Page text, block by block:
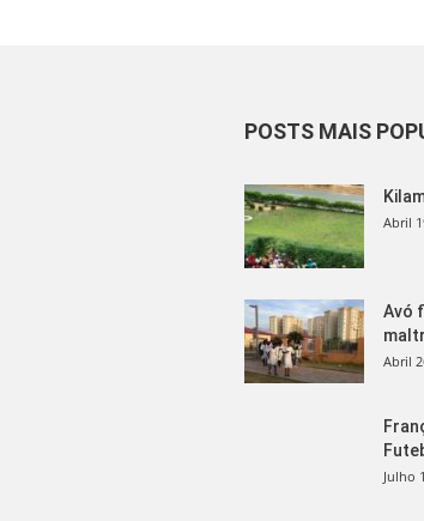
POSTS MAIS
Abril
Avó
Abril
Julho